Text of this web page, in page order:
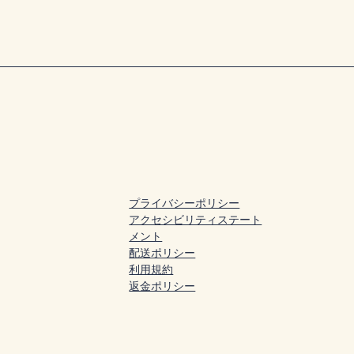
プライバシーポリシー
アクセシビリティステート
メント
配送ポリシー
利用規約
返金ポリシー